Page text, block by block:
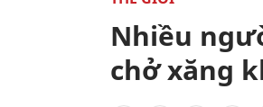
Nhiều
chở xăng